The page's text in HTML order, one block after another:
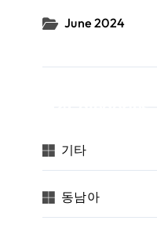
June 2024
기타
동남아